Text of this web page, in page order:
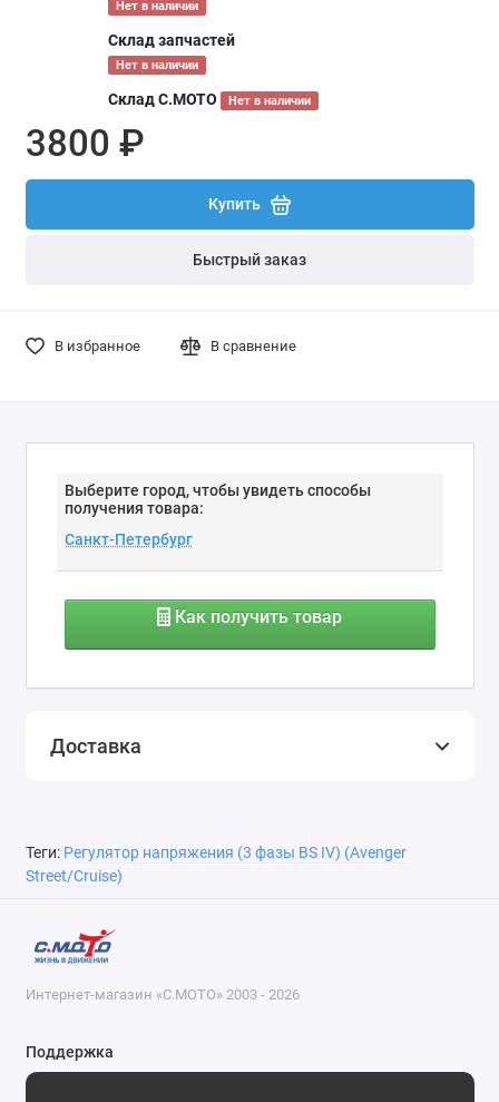
Нет в наличии
Склад запчастей
Нет в наличии
Склад С.МОТО Нет в наличии
3800 ₽
Купить
Быстрый заказ
В избранное В сравнение
Выберите город, чтобы увидеть способы
получения товара:
Как получить товар
Доставка
Теги: Регулятор напряжения (3 фазы BS IV) (Avenger
Street/Cruise)
Интернет-магазин «С.МОТО» 2003 - 2026
Поддержка
8-800-55-00-327